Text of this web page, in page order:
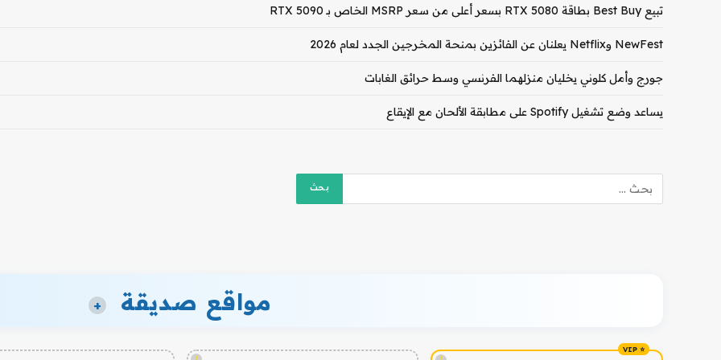
تبيع Best Buy بطاقة RTX 5080 بسعر أعلى من سعر MSRP الخاص بـ RTX 5090
NewFest وNetflix يعلنان عن الفائزين بمنحة المخرجين الجدد لعام 2026
جورج وأمل كلوني يخليان منزلهما الفرنسي وسط حرائق الغابات
يساعد وضع تشغيل Spotify على مطابقة الألحان مع الإيقاع
مواقع صديقة +